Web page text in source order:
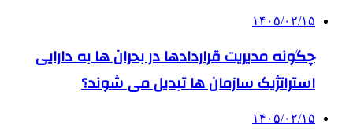
۱۴۰۵/۰۲/۱۵
چگونه مدیریت قراردادها در بحران ها به دارایی
استراتژیک سازمان ها تبدیل می شوند؟
۱۴۰۵/۰۲/۱۵